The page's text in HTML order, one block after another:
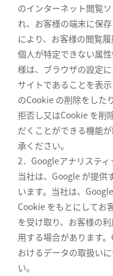
のインターネット閲覧
れ、お客様の端末に保
により、お客様の閲覧
個人が特定できない属
様は、ブラウザの設定
サイトであることを表
のCookie の削除をした
拒否し又はCookie を削
だくことができる機能
承ください。
2．Googleアナリスティ
当社は、Google が提供
います。当社は、
Cookie をもとにしてお
を受け取り、お客様の
用する場合があります
おけるデータの取扱い
い。